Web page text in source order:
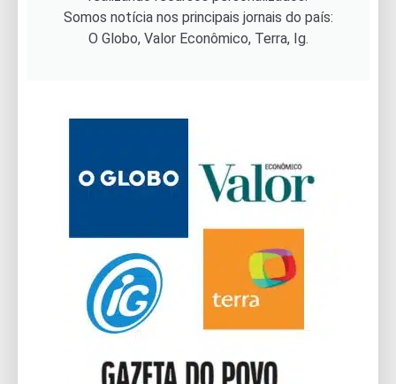
Somos notícia nos principais jornais do país:
O Globo, Valor Econômico, Terra, Ig.